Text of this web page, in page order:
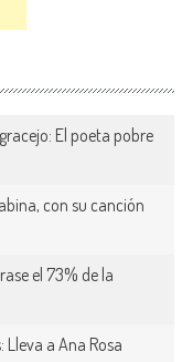
El poeta pobre
con su canción
el 73% de la
Lleva a Ana Rosa